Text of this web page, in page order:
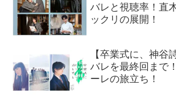
バレと視聴率！直
ックリの展開！
【卒業式に、神谷
バレを最終回まで
ーレの旅立ち！